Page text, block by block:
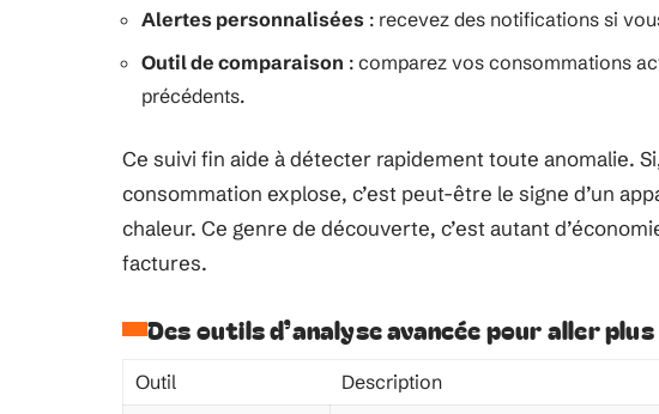
Alertes personnalisées : recevez des notifications si
Outil de comparaison : comparez vos consommations
précédents.
Ce suivi fin aide à détecter rapidement toute anomalie.
consommation explose, c’est peut-être le signe d’un
chaleur. Ce genre de découverte, c’est autant
factures.
Des outils d’analyse avancée pour aller
Outil
Description